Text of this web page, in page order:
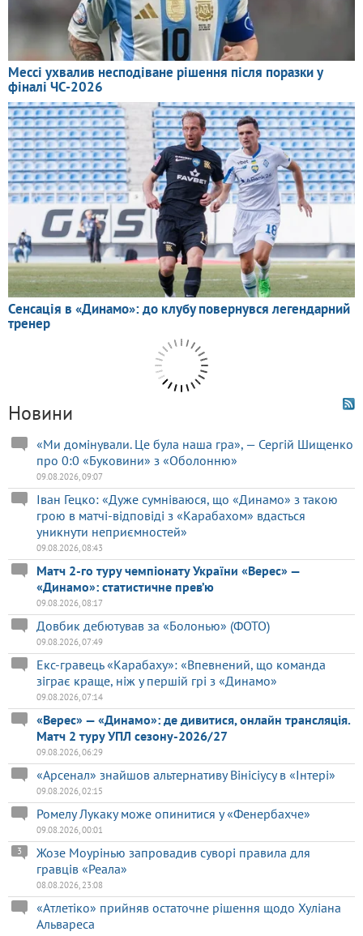
Новини
«Ми домінували. Це була наша гра», — Сергій Шищенко
про 0:0 «Буковини» з «Оболонню»
09.08.2026, 09:07
Іван Гецко: «Дуже сумніваюся, що «Динамо» з такою
грою в матчі-відповіді з «Карабахом» вдасться
уникнути неприємностей»
09.08.2026, 08:43
Матч 2-го туру чемпіонату України «Верес» —
«Динамо»: статистичне прев’ю
09.08.2026, 08:17
Довбик дебютував за «Болонью» (ФОТО)
09.08.2026, 07:49
Екс-гравець «Карабаху»: «Впевнений, що команда
зіграє краще, ніж у першій грі з «Динамо»
09.08.2026, 07:14
«Верес» — «Динамо»: де дивитися, онлайн трансляція.
Матч 2 туру УПЛ сезону-2026/27
09.08.2026, 06:29
«Арсенал» знайшов альтернативу Вінісіусу в «Інтері»
09.08.2026, 02:15
Ромелу Лукаку може опинитися у «Фенербахче»
09.08.2026, 00:01
Жозе Моурінью запровадив суворі правила для
гравців «Реала»
3
08.08.2026, 23:08
«Атлетіко» прийняв остаточне рішення щодо Хуліана
Альвареса